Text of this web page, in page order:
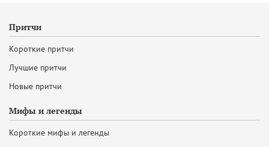
Притчи
Короткие притчи
Лучшие притчи
Новые притчи
Мифы и легенды
Короткие мифы и легенды